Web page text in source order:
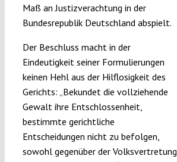
Maß an Justizverachtung in der
Bundesrepublik Deutschland abspielt.
Der Beschluss macht in der
Eindeutigkeit seiner Formulierungen
keinen Hehl aus der Hilflosigkeit des
Gerichts: „Bekundet die vollziehende
Gewalt ihre Entschlossenheit,
bestimmte gerichtliche
Entscheidungen nicht zu befolgen,
sowohl gegenüber der Volksvertretung